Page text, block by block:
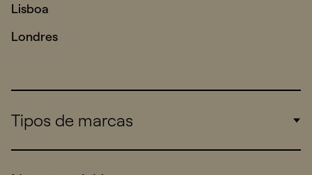
Lisboa
Londres
Tipos de marcas